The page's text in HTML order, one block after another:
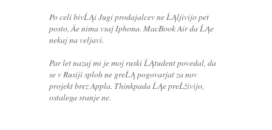
Po celi bivĹĄi Jugi prodajalcev ne ĹĄljivijo pet
posto, Äe nima vsaj Iphona. MacBook Air da ĹĄe
nekaj na veljavi.
Par let nazaj mi je moj ruski ĹĄtudent povedal, da
se v Rusiji sploh ne greĹĄ pogovarjat za nov
projekt brez Appla. Thinkpada ĹĄe preĹživijo,
ostalega sranje ne.